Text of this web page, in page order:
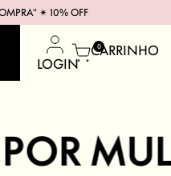
✴︎ 10% OFF
LOGIN
CARRINHO
0